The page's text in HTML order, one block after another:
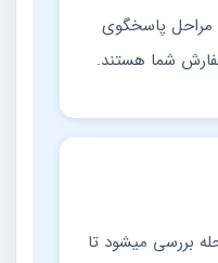
مراحل پاسخگوی
شما هستند.
بررسی میشود تا